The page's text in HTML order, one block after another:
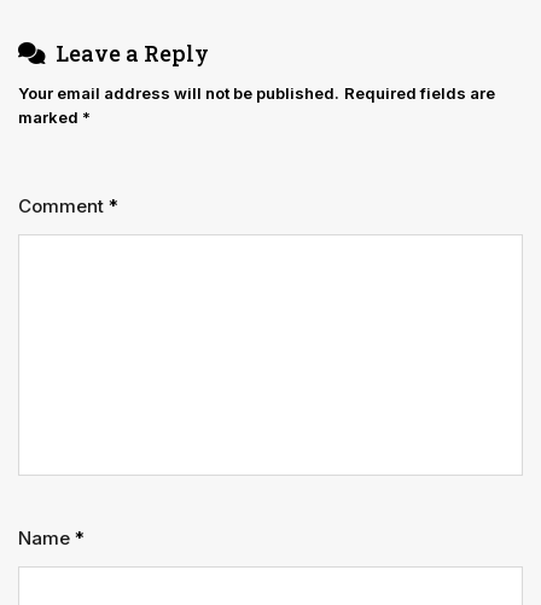
Leave a Reply
Your email address will not be published. Required fields are
marked *
Comment *
Name *